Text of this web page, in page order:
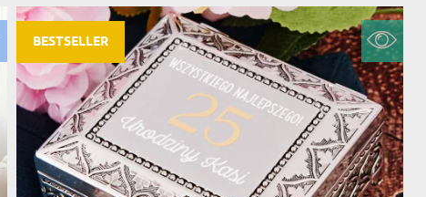
BESTSELLER